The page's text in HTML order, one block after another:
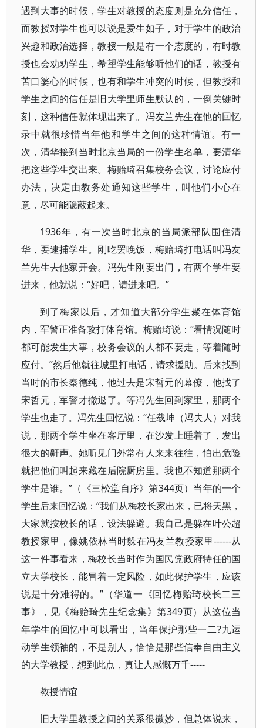
遇到大事的时候，学生对教授的态度则是充分信任，
而教授对学生也可以说是爱生如子，对于学生的政治
兴趣和政治选择，教授一般是有一个态度的，有时教
授也会劝劝学生，希望学生能够听他们的话，教授有
苦口婆心的时候，也有和学生冲突的时候，但教授和
学生之间的信任是旧大学里师生默认的，一倒关键时
刻，这种信任就体现出来了。冯友兰先生在他的回忆
录中就很珍惜当年他和学生之间的这种情谊。有一
次，清华接到当时北京当局的一份学生名单，要清华
把这些学生交出来。梅贻琦召集校务会议，讨论应付
办法，决定由教务处通知这些学生，叫他们小心在
意，尽可能隐蔽起来。
1936年，有一次当时北京的当局派部队围住清
华，要逮捕学生。刚吃罢晚饭，梅贻琦打电话叫冯友
兰先生去他家开会。冯先生刚要出门，有两个学生要
进来，他就说：“好吧，请进来吧。”
到了梅家以后，才知道大部分学生聚在体育馆
内，军警正准备攻打体育馆。梅贻琦说：“看情况随时
都可能发生大事，校务会议的人都不要走，等着随时
应付。”然后他就往城里打电话，请求援助。后来找到
当时的市长秦德纯，他过去是宋哲元的幕僚，他找了
宋哲元，军警才撤退了。等冯先生回到家里，那两个
学生也走了。冯先生回忆说：“任载坤（冯夫人）对我
说，那两个学生坐在客厅里，在沙发上睡着了，发出
很大的鼾声。她听见门外常有人来来往往，怕出危险
就把他们叫起来藏在后院厨房里。我也不知道那两个
学生是谁。”（《三松堂自序》第344页）当年的一个
学生后来回忆说：“我们从梅校长家出来，已将天黑，
大家就按校长的话，设法躲避。我自己是躲在叶公超
教授家里，像姚依林当时躲在冯友兰教授家里------从
这一件事看来，梅校长当时作为国民党政府特任的国
立大学校长，能冒着一定风险，如此保护学生，应该
说是十分难得的。”（华道一《回忆梅贻琦校长二三
事》，见《梅贻琦先生纪念集》第349页）从这位当
年学生的回忆中可以看出，当年保护那些一二?九运
动学生领袖的，不是别人，恰恰是那些信奉自由主义
的大学教授，想到此点，真让人感慨万千-----
教授情谊
旧大学里教授之间的关系很微妙，但总体说来，